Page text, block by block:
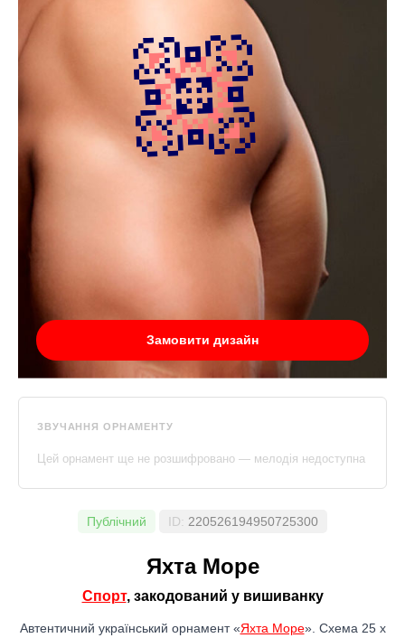
Замовити дизайн
ЗВУЧАННЯ ОРНАМЕНТУ
Цей орнамент ще не розшифровано — мелодія недоступна
Публічний ID: 220526194950725300
Яхта Море
Спорт, закодований у вишиванку
Автентичний український орнамент «Яхта Море». Схема 25 x